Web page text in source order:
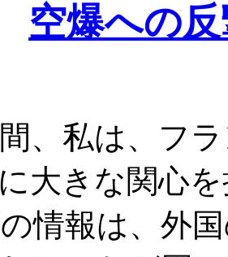
空爆への
、私は、フ
大きな関心
情報は、外